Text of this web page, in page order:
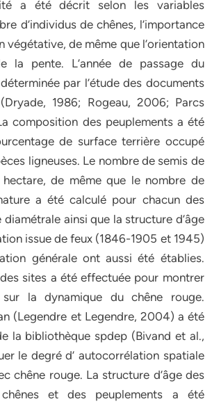
a été décrit selon les variables
d’individus de chênes, l’importance
végétative, de même que l’orientation
la pente. L’année de passage du
par l’étude des documents
1986; Rogeau, 2006; Parcs
composition des peuplements a été
de surface terrière occupé
ligneuses. Le nombre de semis de
de même que le nombre de
a été calculé pour chacun des
ainsi que la structure d’âge
issue de feux (1846-1905 et 1945)
générale ont aussi été établies.
sites a été effectuée pour montrer
la dynamique du chêne rouge.
(Legendre et Legendre, 2004) a été
la bibliothèque spdep (Bivand et al.,
le degré d’ autocorrélation spatiale
chêne rouge. La structure d’âge des
et des peuplements a été